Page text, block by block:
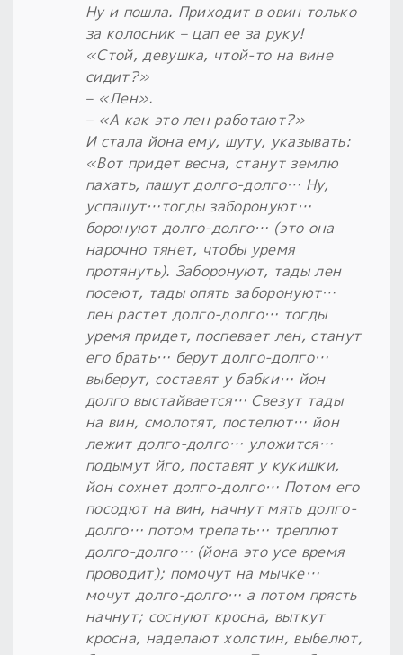
Ну и пошла. Приходит в овин только
за колосник – цап ее за руку!
«Стой, девушка, чтой-то на вине
сидит?»
– «Лен».
– «А как это лен работают?»
И стала йона ему, шуту, указывать:
«Вот придет весна, станут землю
пахать, пашут долго-долго… Ну,
успашут…тогды заборонуют…
боронуют долго-долго… (это она
нарочно тянет, чтобы уремя
протянуть). Заборонуют, тады лен
посеют, тады опять заборонуют…
лен растет долго-долго… тогды
уремя придет, поспевает лен, станут
его брать… берут долго-долго…
выберут, составят у бабки… йон
долго выстайвается… Свезут тады
на вин, смолотят, постелют… йон
лежит долго-долго… уложится…
подымут йго, поставят у кукишки,
йон сохнет долго-долго… Потом его
посодют на вин, начнут мять долго-
долго… потом трепать… треплют
долго-долго… (йона это усе время
проводит); помочут на мычке…
мочут долго-долго… а потом прясть
начнут; соснуют кросна, выткут
кросна, наделают холстин, выбелют,